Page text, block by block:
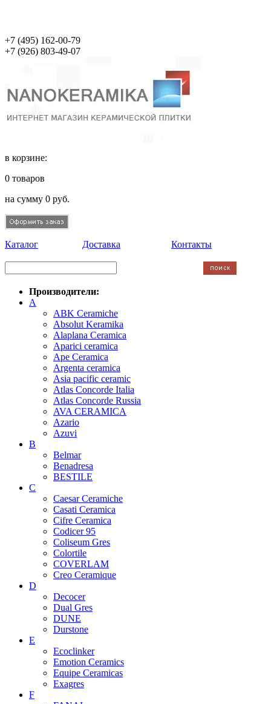
+7 (495) 162-00-79
+7 (926) 803-49-07
в корзине:
0 товаров
на сумму 0 руб.
Каталог Доставка Контакты
Производители:
A
ABK Ceramiche
Absolut Keramika
Alaplana Ceramica
Aparici ceramica
Ape Ceramica
Argenta ceramica
Asia pacific ceramic
Atlas Concorde Italia
Atlas Concorde Russia
AVA CERAMICA
Azario
Azuvi
B
Belmar
Benadresa
BESTILE
C
Caesar Ceramiche
Casati Ceramica
Cifre Ceramica
Codicer 95
Coliseum Gres
Colortile
COVERLAM
Creo Ceramique
D
Decocer
Dual Gres
DUNE
Durstone
E
Ecoclinker
Emotion Ceramics
Equipe Ceramicas
Exagres
F